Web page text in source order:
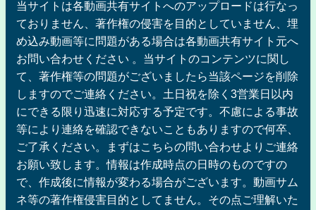
当サイトは各動画共有サイトへのアップロードは行なっ
ておりません、著作権の侵害を目的としていません、埋
め込み動画等に問題がある場合は各動画共有サイト元へ
お問い合わせください 。当サイトのコンテンツに関し
て、著作権等の問題がございましたら当該ページを削除
しますのでご連絡ください。土日祝を除く3営業日以内
にできる限り迅速に対応する予定です。不慮による事故
等により連絡を確認できないこともありますので何卒、
ご了承ください。まずはこちらの問い合わせよりご連絡
お願い致します。情報は作成時点の日時のものですの
で、作成後に情報が変わる場合がございます。動画サム
ネ等の著作権侵害目的としてません。その点ご理解いた